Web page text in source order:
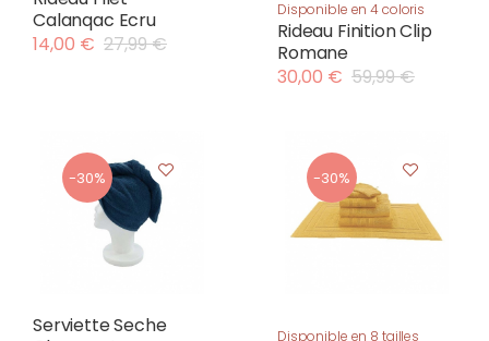
Calanqac Ecru
14,00 € 27,99 €
Disponible en 4 coloris
Rideau Finition Clip
Romane
30,00 € 59,99 €
-30%
Serviette Seche
-30%
Disponible en 8 tailles